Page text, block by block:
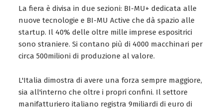
La fiera è divisa in due sezioni: BI-MU+ dedicata alle
nuove tecnologie e BI-MU Active che dà spazio alle
startup. Il 40% delle oltre mille imprese espositrici
sono straniere. Si contano più di 4000 macchinari per
circa 500milioni di produzione al valore.
L'Italia dimostra di avere una forza sempre maggiore,
sia all'interno che oltre i propri confini. Il settore
manifatturiero italiano registra 9miliardi di euro di